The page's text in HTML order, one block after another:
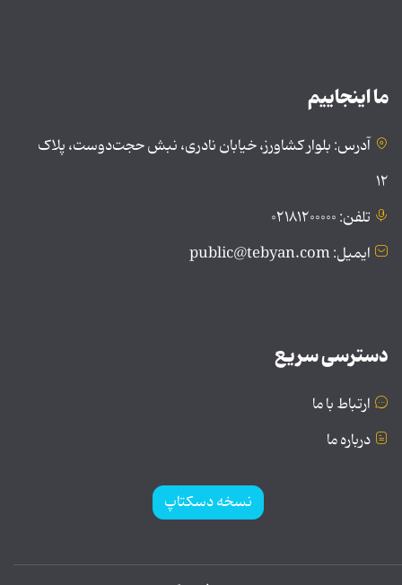
ما اینجاییم
آدرس: بلوار کشاورز، خیابان نادری، نبش حجت‌دوست، پلاک
۱۲
تلفن: ۰۲۱۸۱۲۰۰۰۰۰
ایمیل: public@tebyan.com
دسترسی سریع
ارتباط با ما
درباره ما
نسخه دسکتاپ